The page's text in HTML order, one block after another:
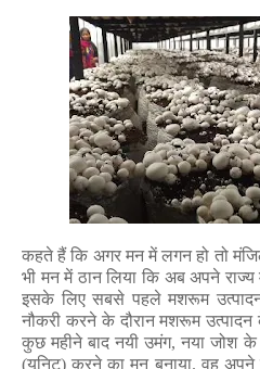
कहते हैं कि अगर मन में लगन हो तो
भी मन में ठान लिया कि अब अपने
इसके लिए सबसे पहले मशरूम
नौकरी करने के दौरान मशरूम उत्पादन
कुछ महीने बाद नयी उमंग,नया जोश के
(यूनिट) करने का मन बनाया. वह